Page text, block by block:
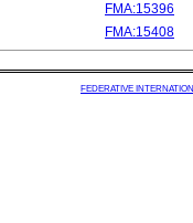
FMA:15396
FMA:15408
FEDERATIVE